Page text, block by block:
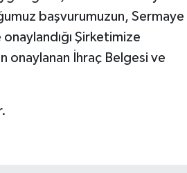
başvurumuzun, Sermaye
Şirketimize
onaylanan İhraç Belgesi ve